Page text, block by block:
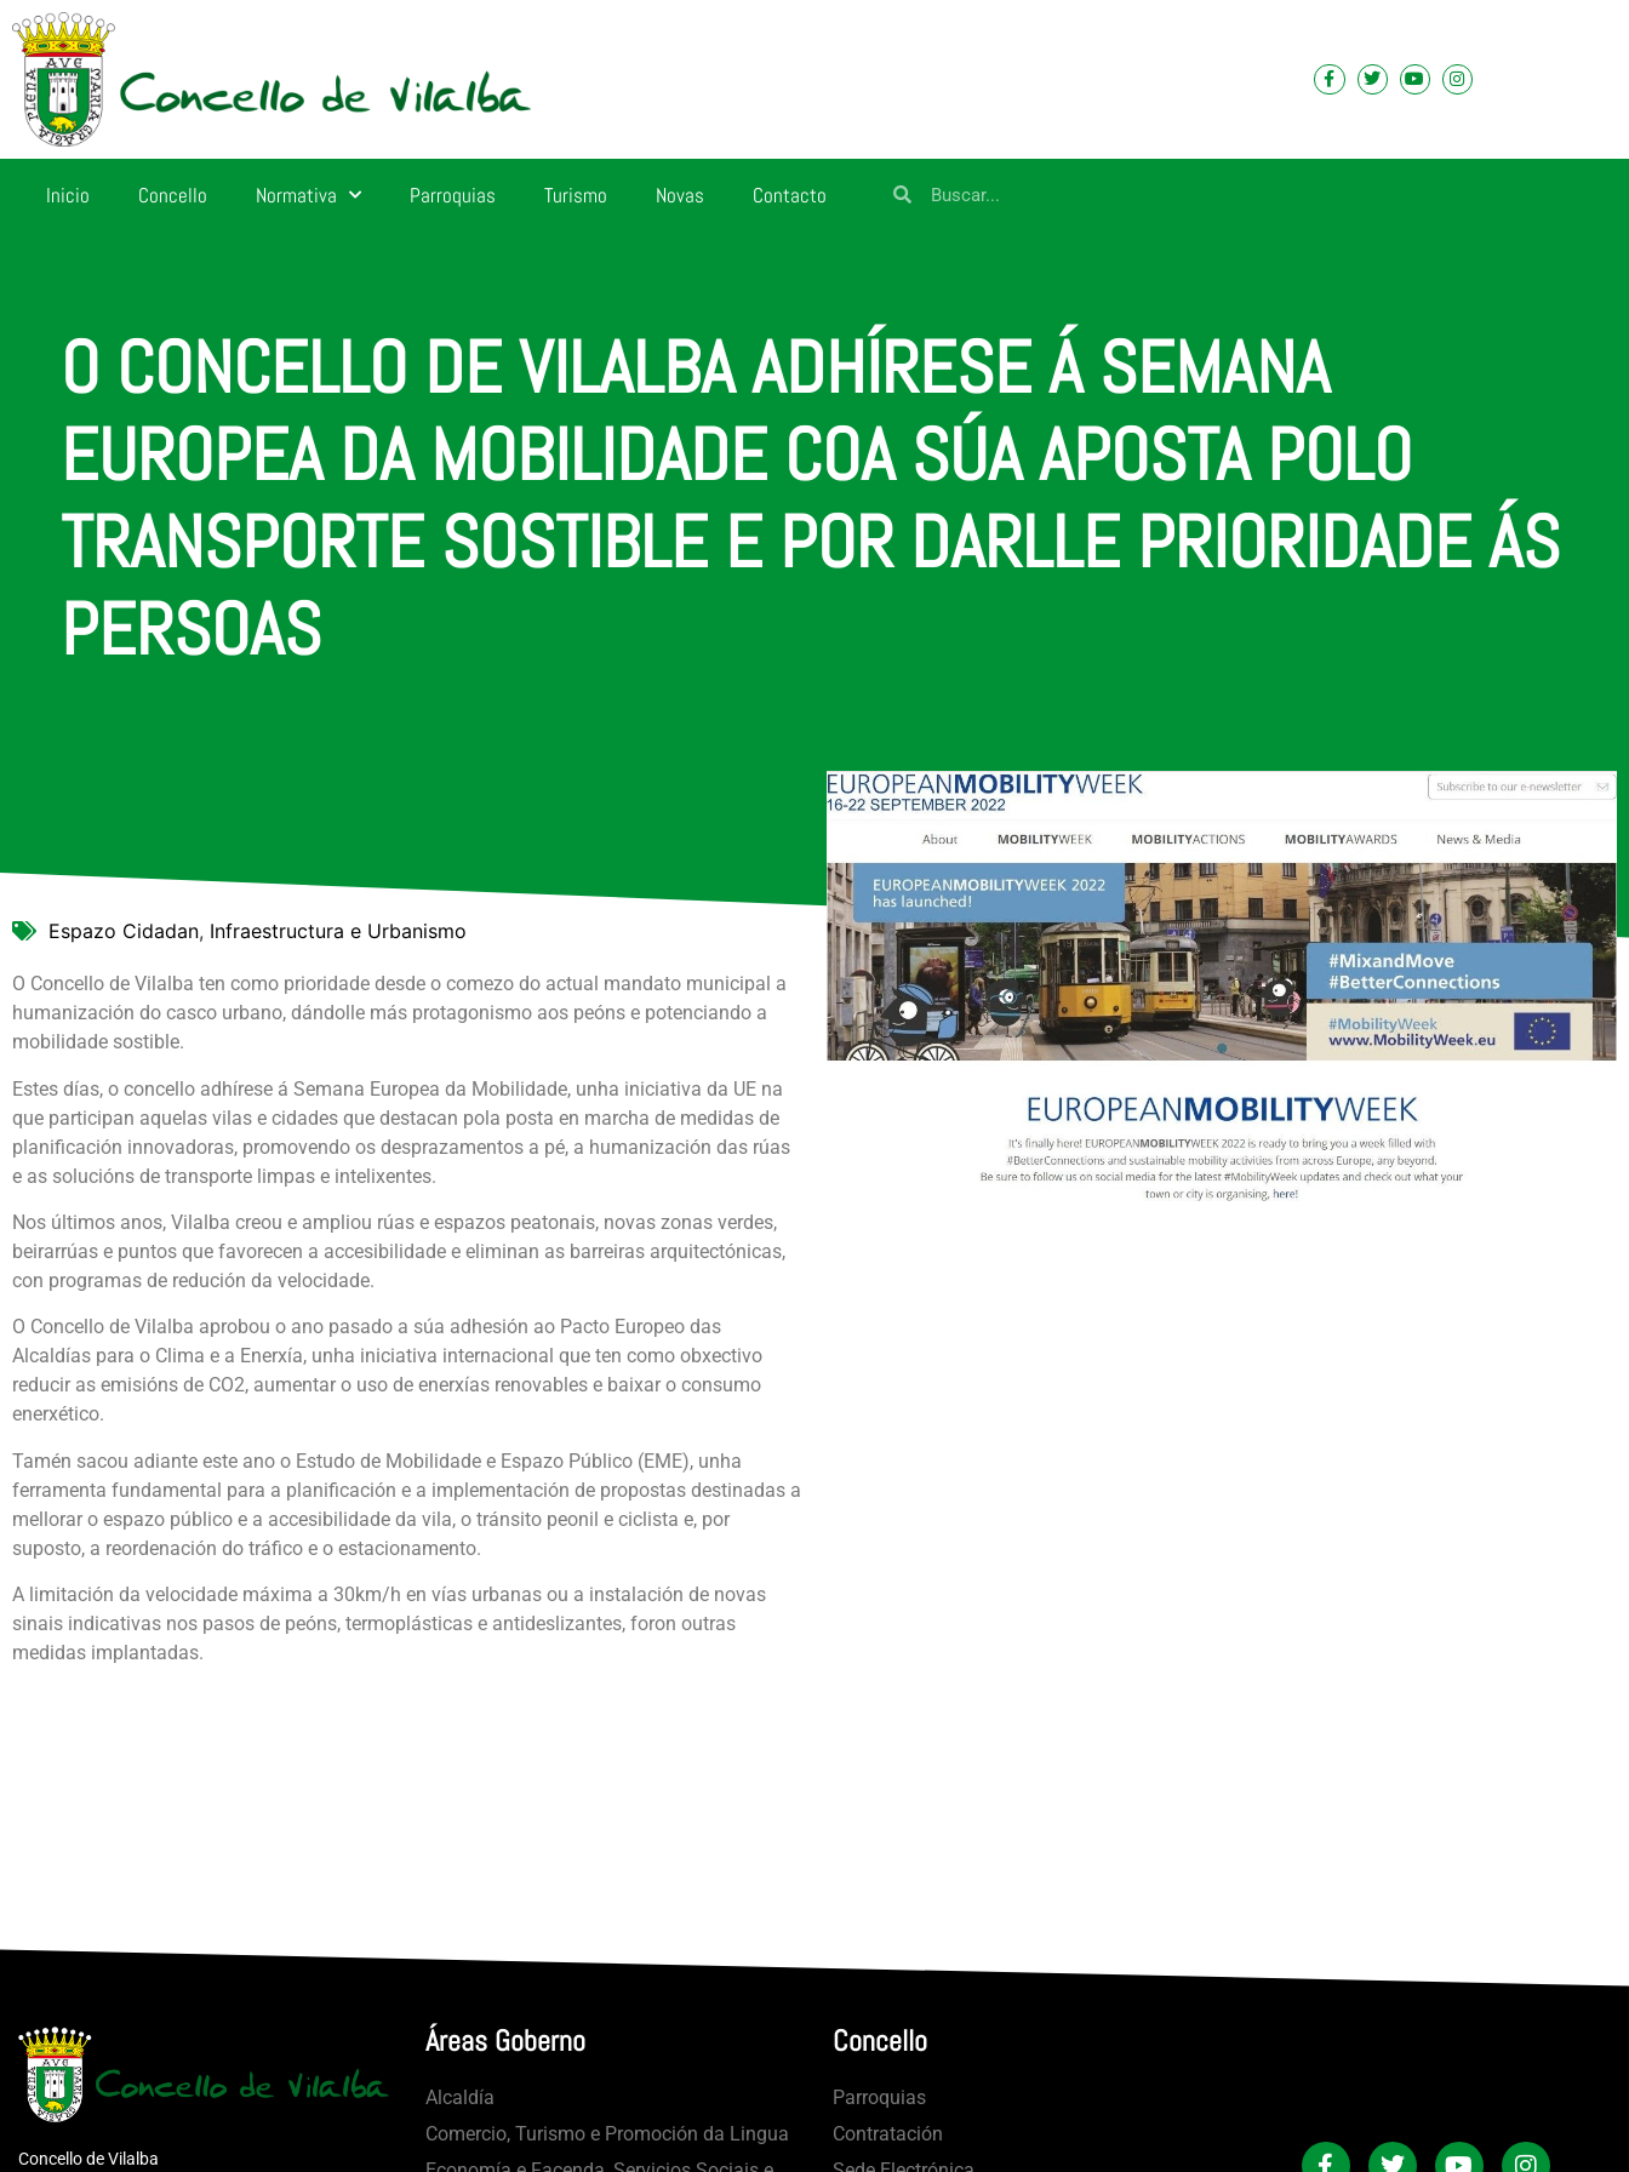
Inicio Concello Normativa Parroquias Turismo Novas Contacto
O CONCELLO DE VILALBA ADHÍRESE Á SEMANA
EUROPEA DA MOBILIDADE COA SÚA APOSTA POLO
TRANSPORTE SOSTIBLE E POR DARLLE PRIORIDADE ÁS
PERSOAS
Espazo Cidadan, Infraestructura e Urbanismo
O Concello de Vilalba ten como prioridade desde o comezo do actual mandato municipal a
humanización do casco urbano, dándolle más protagonismo aos peóns e potenciando a
mobilidade sostible.
Estes días, o concello adhírese á Semana Europea da Mobilidade, unha iniciativa da UE na
que participan aquelas vilas e cidades que destacan pola posta en marcha de medidas de
planificación innovadoras, promovendo os desprazamentos a pé, a humanización das rúas
e as solucións de transporte limpas e intelixentes.
Nos últimos anos, Vilalba creou e ampliou rúas e espazos peatonais, novas zonas verdes,
beirarrúas e puntos que favorecen a accesibilidade e eliminan as barreiras arquitectónicas,
con programas de redución da velocidade.
O Concello de Vilalba aprobou o ano pasado a súa adhesión ao Pacto Europeo das
Alcaldías para o Clima e a Enerxía, unha iniciativa internacional que ten como obxectivo
reducir as emisións de CO2, aumentar o uso de enerxías renovables e baixar o consumo
enerxético.
Tamén sacou adiante este ano o Estudo de Mobilidade e Espazo Público (EME), unha
ferramenta fundamental para a planificación e a implementación de propostas destinadas a
mellorar o espazo público e a accesibilidade da vila, o tránsito peonil e ciclista e, por
suposto, a reordenación do tráfico e o estacionamento.
A limitación da velocidade máxima a 30km/h en vías urbanas ou a instalación de novas
sinais indicativas nos pasos de peóns, termoplásticas e antideslizantes, foron outras
medidas implantadas.
Concello de Vilalba
Áreas Goberno
Alcaldía
Comercio, Turismo e Promoción da Lingua
Concello
Parroquias
Contratación